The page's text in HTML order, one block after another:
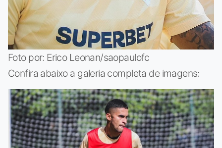
Foto por: Erico Leonan/saopaulofc
Confira abaixo a galeria completa de imagens: